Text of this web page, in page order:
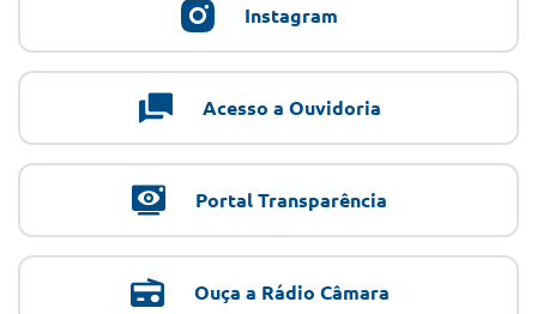
Instagram
Acesso a Ouvidoria
Portal Transparência
Ouça a Rádio Câmara